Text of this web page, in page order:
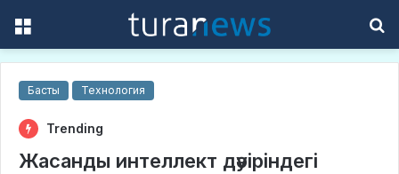
Басты Технология
Trending
Жасанды интеллект дәуіріндегі